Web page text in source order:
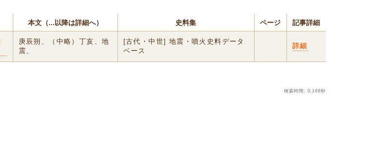
本文（...以降は詳細へ） 史料集 ページ 記事詳細
庚辰朔、（中略）丁亥、地
震、
[古代・中世] 地震・噴火史料データ
ベース
詳細
検索時間: 0.168秒